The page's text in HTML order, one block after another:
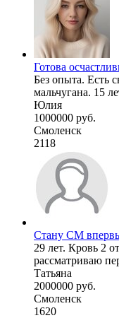
Готова
Без опыта. Есть
мальчугана. 15
Юлия
1000000 руб.
Смоленск
2118
Стану СМ
29 лет. Кровь 2
рассматриваю
Татьяна
2000000 руб.
Смоленск
1620